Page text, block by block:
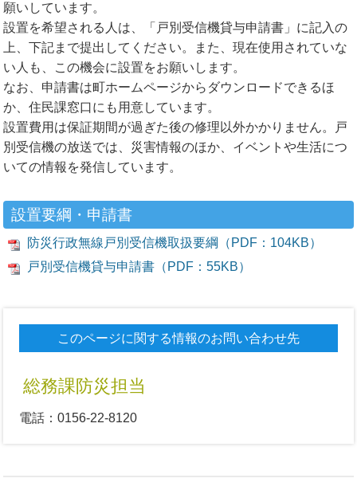
願いしています。
設置を希望される人は、「戸別受信機貸与申請書」に記入の
上、下記まで提出してください。また、現在使用されていな
い人も、この機会に設置をお願いします。
なお、申請書は町ホームページからダウンロードできるほ
か、住民課窓口にも用意しています。
設置費用は保証期間が過ぎた後の修理以外かかりません。戸
別受信機の放送では、災害情報のほか、イベントや生活につ
いての情報を発信しています。
設置要綱・申請書
防災行政無線戸別受信機取扱要綱（PDF：104KB）
戸別受信機貸与申請書（PDF：55KB）
このページに関する情報のお問い合わせ先
総務課防災担当
電話：0156-22-8120